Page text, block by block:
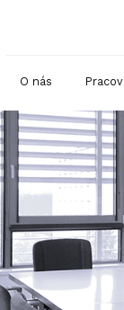
O nás